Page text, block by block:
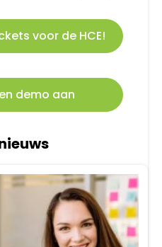
voor de HCE!
demo aan